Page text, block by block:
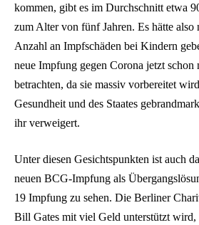
kommen, gibt es im Durchschnitt etwa
zum Alter von fünf Jahren. Es hätte also
Anzahl an Impfschäden bei Kindern
neue Impfung gegen Corona jetzt schon
betrachten, da sie massiv vorbereitet
Gesundheit und des Staates
ihr verweigert.
Unter diesen Gesichtspunkten ist auch
neuen BCG-Impfung als
19 Impfung zu sehen. Die Berliner
Bill Gates mit viel Geld unterstützt wird,